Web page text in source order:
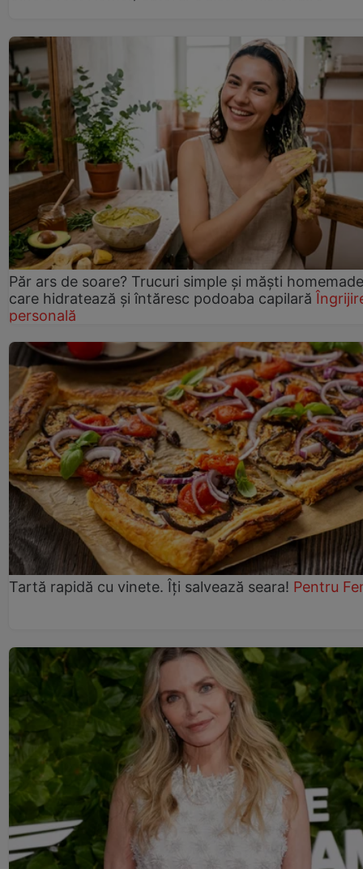
Păr ars de soare? Trucuri simple și măști homemade
care hidratează și întăresc podoaba capilară
personală
Tartă rapidă cu vinete. Îți salvează seara! Pentru